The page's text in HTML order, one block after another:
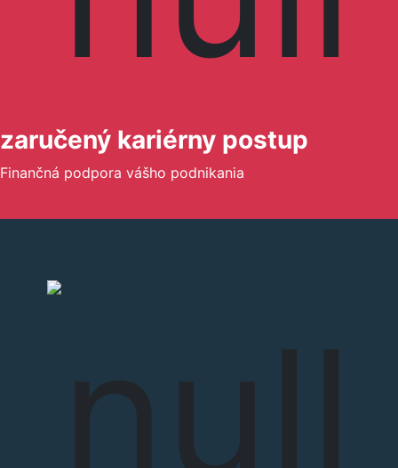
zaručený kariérny postup
Finančná podpora vášho podnikania